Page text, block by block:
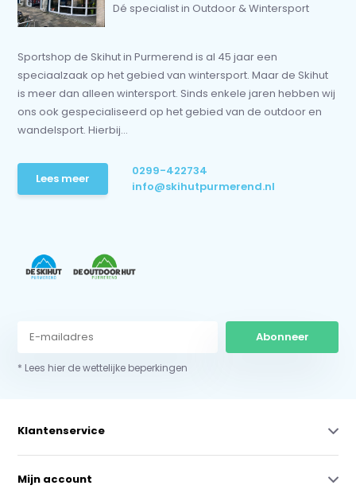
Dé specialist in Outdoor & Wintersport
Sportshop de Skihut in Purmerend is al 45 jaar een
speciaalzaak op het gebied van wintersport. Maar de Skihut
is meer dan alleen wintersport. Sinds enkele jaren hebben wij
ons ook gespecialiseerd op het gebied van de outdoor en
wandelsport. Hierbij...
Lees meer
0299-422734
info@skihutpurmerend.nl
Abonneer
* Lees hier de wettelijke beperkingen
Klantenservice
Mijn account